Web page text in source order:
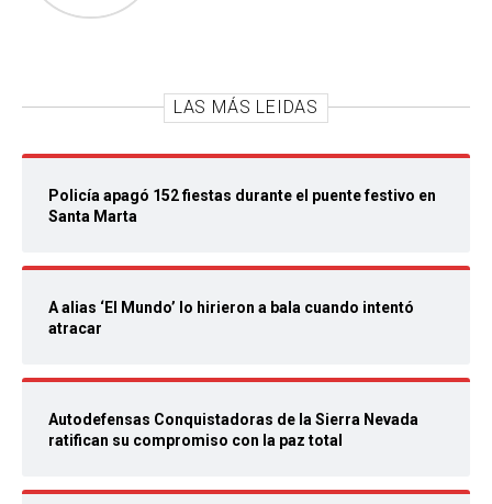
LAS MÁS LEIDAS
Policía apagó 152 fiestas durante el puente festivo en
Santa Marta
A alias ‘El Mundo’ lo hirieron a bala cuando intentó
atracar
Autodefensas Conquistadoras de la Sierra Nevada
ratifican su compromiso con la paz total